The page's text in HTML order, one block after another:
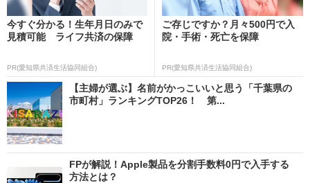
今すぐ分かる！生年月日のみで
見積可能 ライフ共済の保障
PR(愛知県共済生活協同組合)
ご存じですか？月々500円で入
院・手術・死亡を保障
PR(愛知県共済生活協同組合)
【主婦が選ぶ】名前がかっこいいと思う「千葉県の
市町村」ランキングTOP26！ 第...
FPが解説！Apple製品を分割手数料0円で入手する
方法とは？